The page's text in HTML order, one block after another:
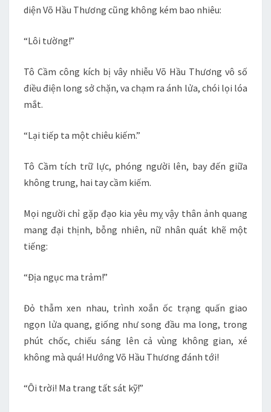
diện Võ Hầu Thương cũng không kém bao nhiêu:
“Lôi tường!”
Tô Cầm công kích bị vây nhiễu Võ Hầu Thương vô số
điều điện long sở chặn, va chạm ra ánh lửa, chói lọi lóa
mắt.
“Lại tiếp ta một chiêu kiếm.”
Tô Cầm tích trữ lực, phóng người lên, bay đến giữa
không trung, hai tay cầm kiếm.
Mọi người chỉ gặp đạo kia yêu mỵ vậy thân ảnh quang
mang đại thịnh, bỗng nhiên, nữ nhân quát khẽ một
tiếng:
“Địa ngục ma trảm!”
Đỏ thẫm xen nhau, trình xoắn ốc trạng quấn giao
ngọn lửa quang, giống như song đầu ma long, trong
phút chốc, chiếu sáng lên cả vùng không gian, xé
không mà quá! Hướng Võ Hầu Thương đánh tới!
“Ôi trời! Ma trang tất sát kỹ!”